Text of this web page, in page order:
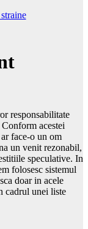
responsabilitate
acestei
face-o un om
un venit rezonabil,
speculative. In
folosesc sistemul
doar in acele
cadrul unei liste